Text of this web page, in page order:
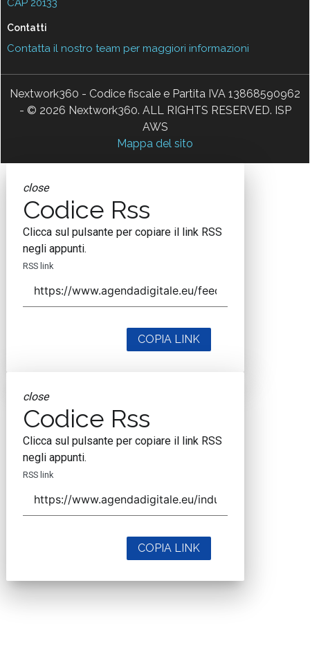
CAP 20133
Contatti
Contatta il nostro team per maggiori informazioni
Nextwork360 - Codice fiscale e Partita IVA 13868590962
- © 2026 Nextwork360. ALL RIGHTS RESERVED. ISP
AWS
Mappa del sito
close
Codice Rss
Clicca sul pulsante per copiare il link RSS
negli appunti.
RSS link
COPIA LINK
close
Codice Rss
Clicca sul pulsante per copiare il link RSS
negli appunti.
RSS link
COPIA LINK